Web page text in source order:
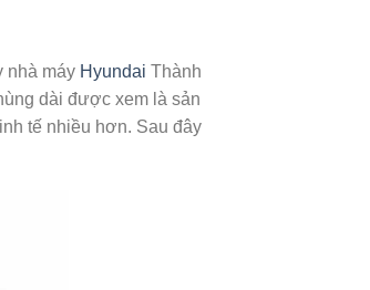
nhà máy Hyundai Thành
dài được xem là sản
tế nhiều hơn. Sau đây